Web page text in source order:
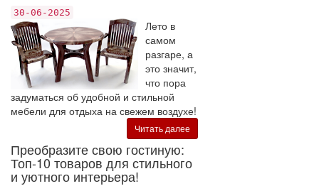
30-06-2025
Лето в
самом
разгаре, а
это значит,
что пора
задуматься об удобной и стильной
мебели для отдыха на свежем воздухе!
Читать далее
Преобразите свою гостиную:
Топ-10 товаров для стильного
и уютного интерьера!